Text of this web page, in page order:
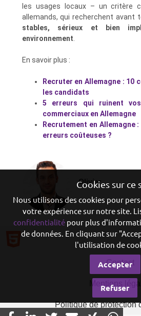
les usages locaux – un critère
allemands, qui recherchent avant
stables, sérieux et bien
environnement
En savoir plus :
Recruter en Allemagne : 10
les candidats
5 erreurs qui ruinent
commerciaux en Allemagne
Recrutement en Allemagne
erreurs coûteuses ?
Olivier
Contact
Mentions
Politique de protection
Cookies sur ce
Nous utilisons des cookies pour
votre expérience sur notre site.
confidentialitépour plus
de données. En cliquant sur
l'utilisation de
Accepter
Refuser